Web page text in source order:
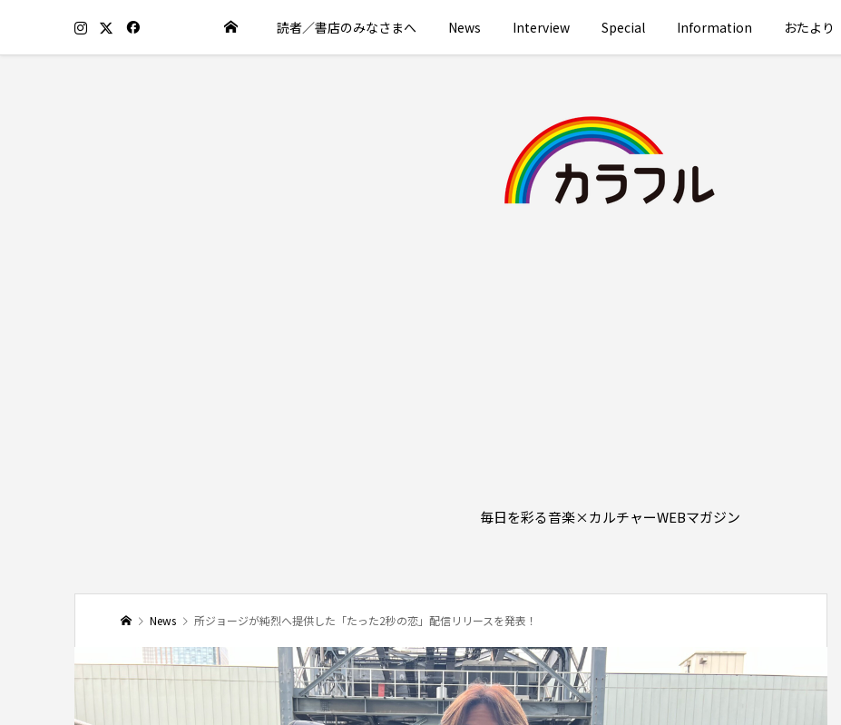
読者／書店のみなさまへ News Interview Special Information おたより
毎日を彩る音楽×カルチャーWEBマガジン
News 所ジョージが純烈へ提供した「たった2秒の恋」配信リリースを発表！